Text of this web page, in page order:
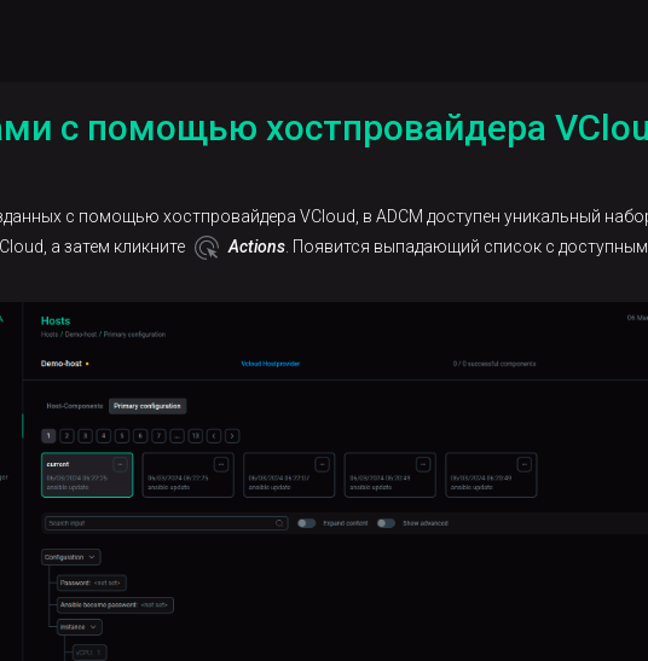
с помощью хостпровайдера
с помощью хостпровайдера VCloud, в ADCM доступен уникальный
а затем кликните Actions . Появится выпадающий список с